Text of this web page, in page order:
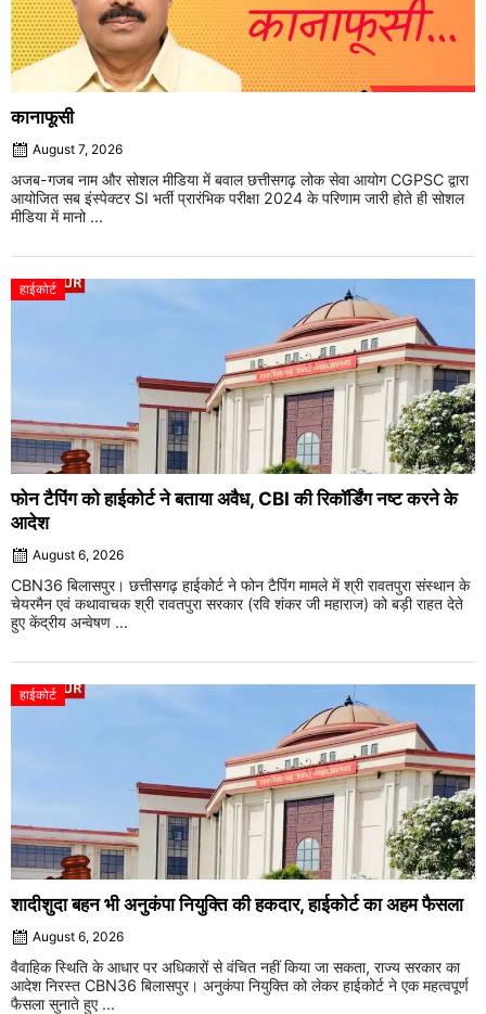
कानाफूसी
August 7, 2026
अजब-गजब नाम और सोशल मीडिया में बवाल छत्तीसगढ़ लोक सेवा आयोग CGPSC द्वारा
आयोजित सब इंस्पेक्टर SI भर्ती प्रारंभिक परीक्षा 2024 के परिणाम जारी होते ही सोशल
मीडिया में मानो ...
हाईकोर्ट
फोन टैपिंग को हाईकोर्ट ने बताया अवैध, CBI की रिकॉर्डिंग नष्ट करने के
आदेश
August 6, 2026
CBN36 बिलासपुर। छत्तीसगढ़ हाईकोर्ट ने फोन टैपिंग मामले में श्री रावतपुरा संस्थान के
चेयरमैन एवं कथावाचक श्री रावतपुरा सरकार (रवि शंकर जी महाराज) को बड़ी राहत देते
हुए केंद्रीय अन्वेषण ...
हाईकोर्ट
शादीशुदा बहन भी अनुकंपा नियुक्ति की हकदार, हाईकोर्ट का अहम फैसला
August 6, 2026
वैवाहिक स्थिति के आधार पर अधिकारों से वंचित नहीं किया जा सकता, राज्य सरकार का
आदेश निरस्त CBN36 बिलासपुर। अनुकंपा नियुक्ति को लेकर हाईकोर्ट ने एक महत्वपूर्ण
फैसला सुनाते हुए ...